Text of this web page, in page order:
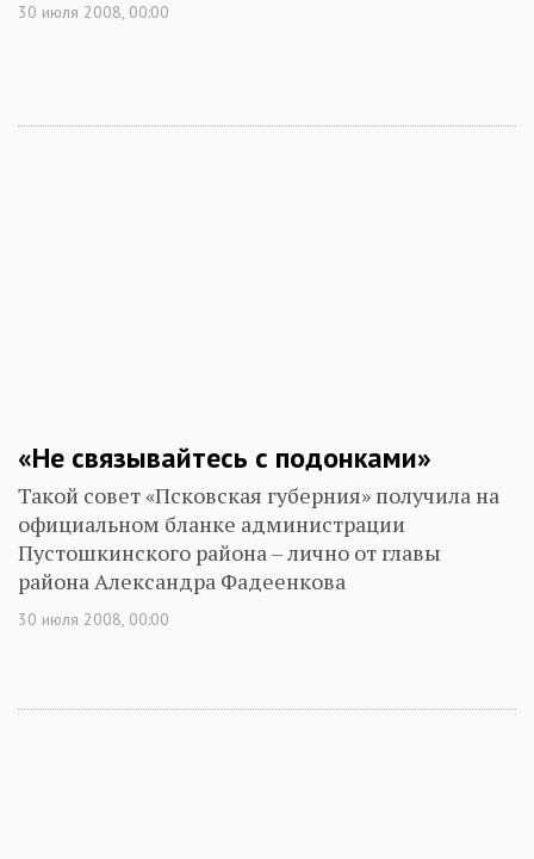
30 июля 2008, 00:00
«Не связывайтесь с подонками»
Такой совет «Псковская губерния» получила на
официальном бланке администрации
Пустошкинского района – лично от главы
района Александра Фадеенкова
30 июля 2008, 00:00